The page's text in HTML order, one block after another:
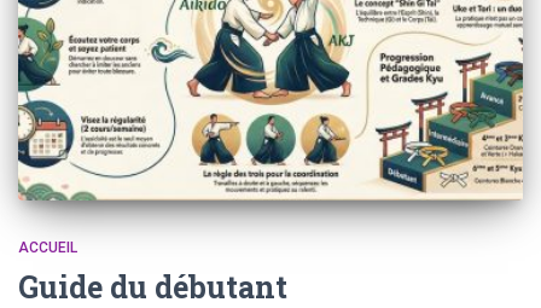
ACCUEIL
Guide du débutant